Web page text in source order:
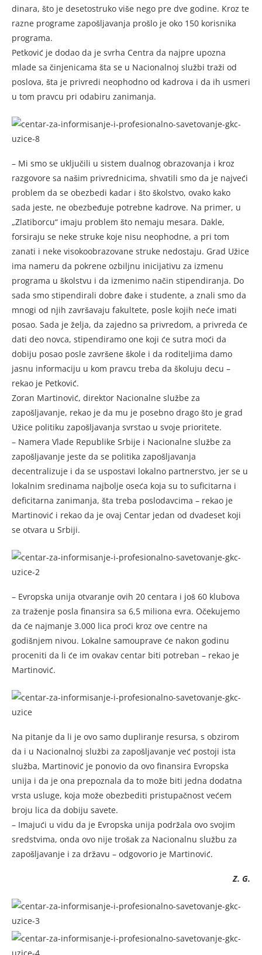
dinara, što je desetostruko više nego pre dve godine. Kroz te
razne programe zapošljavanja prošlo je oko 150 korisnika
programa.
Petković je dodao da je svrha Centra da najpre upozna
mlade sa činjenicama šta se u Nacionalnoj službi traži od
poslova, šta je privredi neophodno od kadrova i da ih usmeri
u tom pravcu pri odabiru zanimanja.
– Mi smo se uključili u sistem dualnog obrazovanja i kroz
razgovore sa našim privrednicima, shvatili smo da je najveći
problem da se obezbedi kadar i što školstvo, ovako kako
sada jeste, ne obezbeđuje potrebne kadrove. Na primer, u
„Zlatiborcu“ imaju problem što nemaju mesara. Dakle,
forsiraju se neke struke koje nisu neophodne, a pri tom
zanati i neke visokoobrazovane struke nedostaju. Grad Užice
ima nameru da pokrene ozbiljnu inicijativu za izmenu
programa u školstvu i da izmenimo način stipendiranja. Do
sada smo stipendirali dobre đake i studente, a znali smo da
mnogi od njih završavaju fakultete, posle kojih neće imati
posao. Sada je želja, da zajedno sa privredom, a privreda će
dati deo novca, stipendiramo one koji će sutra moći da
dobiju posao posle završene škole i da roditeljima damo
jasnu informaciju u kom pravcu treba da školuju decu –
rekao je Petković.
Zoran Martinović, direktor Nacionalne službe za
zapošljavanje, rekao je da mu je posebno drago što je grad
Užice politiku zapošljavanja svrstao u svoje prioritete.
– Namera Vlade Republike Srbije i Nacionalne službe za
zapošljavanje jeste da se politika zapošljavanja
decentralizuje i da se uspostavi lokalno partnerstvo, jer se u
lokalnim sredinama najbolje oseća koja su to suficitarna i
deficitarna zanimanja, šta treba poslodavcima – rekao je
Martinović i rekao da je ovaj Centar jedan od dvadeset koji
se otvara u Srbiji.
– Evropska unija otvaranje ovih 20 centara i još 60 klubova
za traženje posla finansira sa 6,5 miliona evra. Očekujemo
da će najmanje 3.000 lica proći kroz ove centre na
godišnjem nivou. Lokalne samouprave će nakon godinu
proceniti da li će im ovakav centar biti potreban – rekao je
Martinović.
Na pitanje da li je ovo samo dupliranje resursa, s obzirom
da i u Nacionalnoj službi za zapošljavanje već postoji ista
služba, Martinović je ponovio da ovo finansira Evropska
unija i da je ona prepoznala da to može biti jedna dodatna
vrsta usluge, koja može obezbediti pristupačnost većem
broju lica da dobiju savete.
– Imajući u vidu da je Evropska unija podržala ovo svojim
sredstvima, onda ovo nije trošak za Nacionalnu službu za
zapošljavanje i za državu – odgovorio je Martinović.
Z. G.